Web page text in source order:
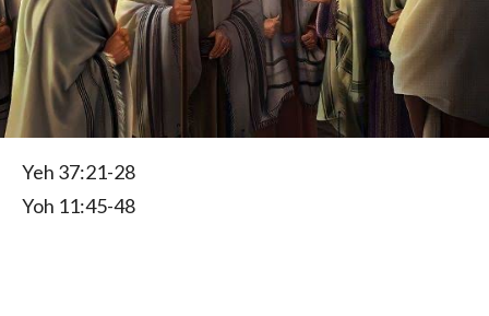
Yeh 37:21-28
Yoh 11:45-48